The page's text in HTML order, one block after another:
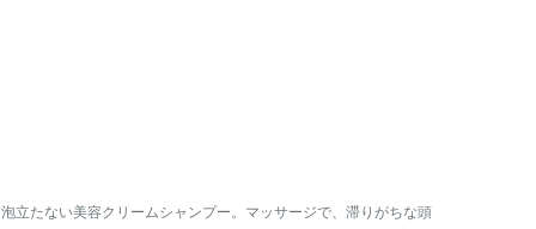
立たない美容クリームシャンプー。マッサージで、滞りがちな頭